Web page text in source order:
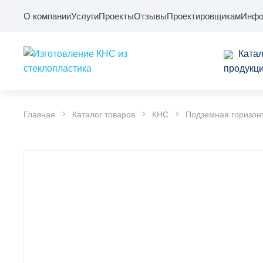
О компанииУслугиПроектыОтзывыПроектировщикам
Главная Каталог товаров КНС Подземная